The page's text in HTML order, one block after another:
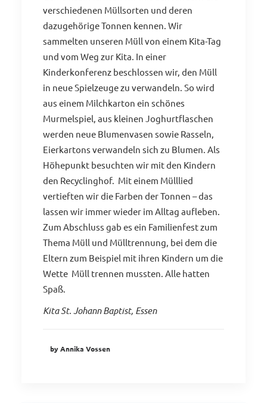
verschiedenen Müllsorten und deren
dazugehörige Tonnen kennen. Wir
sammelten unseren Müll von einem Kita-Tag
und vom Weg zur Kita. In einer
Kinderkonferenz beschlossen wir, den Müll
in neue Spielzeuge zu verwandeln. So wird
aus einem Milchkarton ein schönes
Murmelspiel, aus kleinen Joghurtflaschen
werden neue Blumenvasen sowie Rasseln,
Eierkartons verwandeln sich zu Blumen. Als
Höhepunkt besuchten wir mit den Kindern
den Recyclinghof. Mit einem Mülllied
vertieften wir die Farben der Tonnen – das
lassen wir immer wieder im Alltag aufleben.
Zum Abschluss gab es ein Familienfest zum
Thema Müll und Mülltrennung, bei dem die
Eltern zum Beispiel mit ihren Kindern um die
Wette Müll trennen mussten. Alle hatten
Spaß.
Kita St. Johann Baptist, Essen
by Annika Vossen